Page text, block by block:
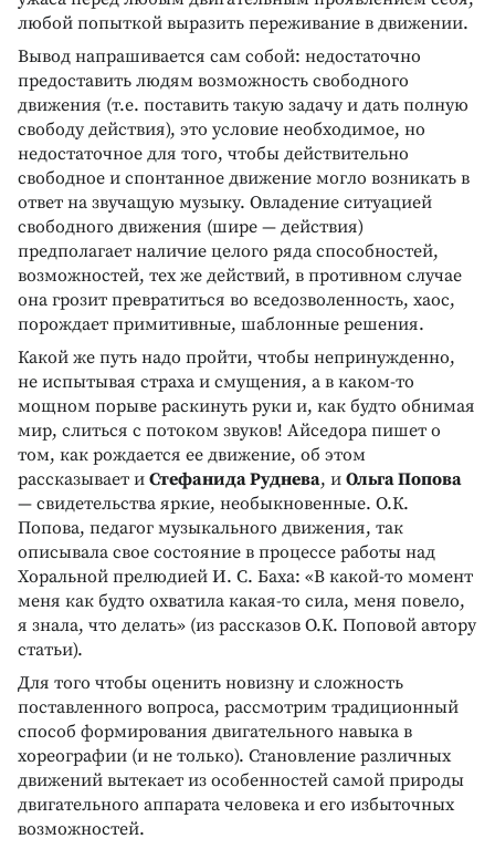
любой попыткой выразить переживание в движении.
Вывод напрашивается сам собой: недостаточно
предоставить людям возможность свободного
движения (т.е. поставить такую задачу и дать полную
свободу действия), это условие необходимое, но
недостаточное для того, чтобы действительно
свободное и спонтанное движение могло возникать в
ответ на звучащую музыку. Овладение ситуацией
свободного движения (шире — действия)
предполагает наличие целого ряда способностей,
возможностей, тех же действий, в противном случае
она грозит превратиться во вседозволенность, хаос,
порождает примитивные, шаблонные решения.
Какой же путь надо пройти, чтобы непринужденно,
не испытывая страха и смущения, а в каком-то
мощном порыве раскинуть руки и, как будто обнимая
мир, слиться с потоком звуков! Айседора пишет о
том, как рождается ее движение, об этом
рассказывает и Стефанида Руднева, и Ольга Попова
— свидетельства яркие, необыкновенные. О.К.
Попова, педагог музыкального движения, так
описывала свое состояние в процессе работы над
Хоральной прелюдией И. С. Баха: «В какой-то момент
меня как будто охватила какая-то сила, меня повело,
я знала, что делать» (из рассказов О.К. Поповой автору
статьи).
Для того чтобы оценить новизну и сложность
поставленного вопроса, рассмотрим традиционный
способ формирования двигательного навыка в
хореографии (и не только). Становление различных
движений вытекает из особенностей самой природы
двигательного аппарата человека и его избыточных
возможностей.